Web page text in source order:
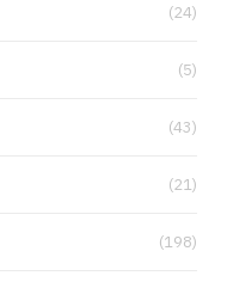
(24)
(5)
(43)
(21)
(198)